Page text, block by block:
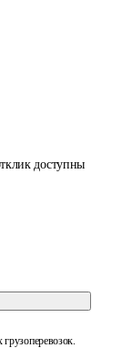
доступны